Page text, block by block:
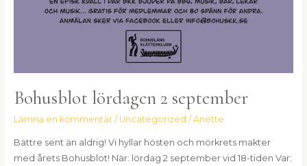
Bohusblot lördagen 2 september
Lämna en kommentar / Uncategorized / Anette
Bättre sent än aldrig! Vi hyllar hösten och mörkrets makter
med årets Bohusblot! När: lördag 2 september vid 18-tiden Var: